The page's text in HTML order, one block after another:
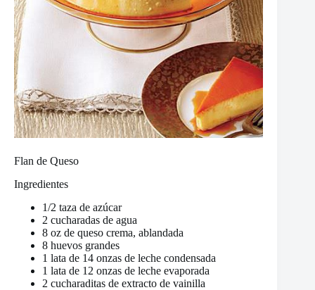
Flan de Queso
Ingredientes
1/2 taza de azúcar
2 cucharadas de agua
8 oz de queso crema, ablandada
8 huevos grandes
1 lata de 14 onzas de leche condensada
1 lata de 12 onzas de leche evaporada
2 cucharaditas de extracto de vainilla